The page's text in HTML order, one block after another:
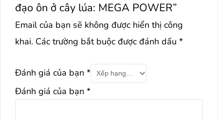
đạo ôn ở cây lúa: MEGA POWER”
Email của bạn sẽ không được hiển thị công
khai. Các trường bắt buộc được đánh dấu *
Đánh giá của bạn *
Đánh giá của bạn *